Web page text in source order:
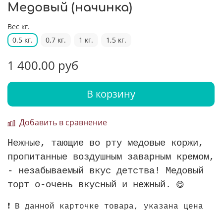
Медовый (начинка)
Вес кг.
0.5 кг.
0,7 кг. 1 кг. 1,5 кг.
1 400.00 руб
В корзину
Добавить в сравнение
Нежные, тающие во рту медовые коржи,
пропитанные воздушным заварным кремом,
- незабываемый вкус детства! Медовый
торт о-очень вкусный и нежный.
😋
❗ В данной карточке товара, указана цена